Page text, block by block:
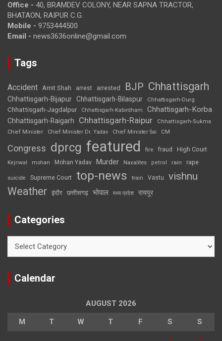
Office - 40, BRAMDEV COLONY, NEAR SAPNA TRACTOR,
BHATAON, RAIPUR C.G.
Mobile - 9753444500
Email - news3636online@gmail.com
Tags
Accident Amit Shah arrest arrested BJP Chhattisgarh
Chhattisgarh-Bijapur Chhattisgarh-Bilaspur Chhattisgarh-Durg
Chhattisgarh-Jagdalpur Chhattisgarh-Kabirdham Chhattisgarh-Korba
Chhattisgarh-Raigarh Chhattisgarh-Raipur
Chhattisgarh-Sukma
Chief Minister
Chief Minister Dr. Yadav Chief Minister Sai CM
Congress dprcg featured fire fraud High Court
Kejriwal mohan Mohan Yadav Murder Naxalites petrol rain rape
suicide Supreme Court top-news train Vastu vishnu
Weather इंदौर छत्तीसगढ़ भोपाल मध्य प्रदेश रायपुर
Categories
Calendar
AUGUST 2026
M T W T F S S